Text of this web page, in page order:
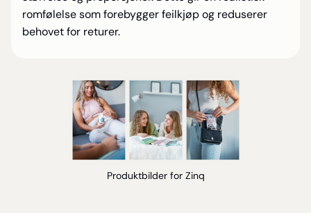
romfølelse som forebygger feilkjøp og reduserer
behovet for returer.
Produktbilder for Zinq